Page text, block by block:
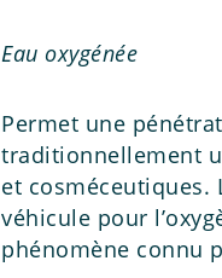
Eau oxygénée
Permet une
traditionnellement
et cosméceutiques.
véhicule pour
phénomène connu